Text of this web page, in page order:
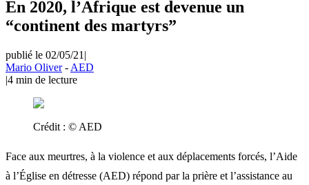
En 2020, l’Afrique est devenue un
“continent des martyrs”
publié le 02/05/21 |
Mario Oliver- AED
|4 min de lecture
Crédit : © AED
Face aux meurtres, à la violence et aux déplacements forcés, l’Aide
à l’Église en détresse (AED) répond par la prière et l’assistance au